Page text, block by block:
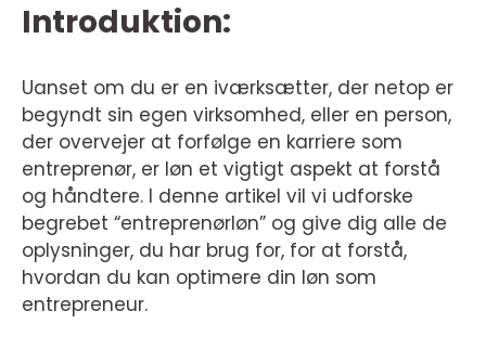
Introduktion:
Uanset om du er en iværksætter, der netop er
begyndt sin egen virksomhed, eller en person,
der overvejer at forfølge en karriere som
entreprenør, er løn et vigtigt aspekt at forstå
og håndtere. I denne artikel vil vi udforske
begrebet “entreprenørløn” og give dig alle de
oplysninger, du har brug for, for at forstå,
hvordan du kan optimere din løn som
entrepreneur.